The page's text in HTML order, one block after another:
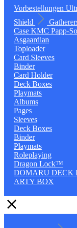
Vorbestellungen
Shield
Case KMC Papp-
Asgaardian
Toploader
Card Sleeves
Binder
Card Holder
Deck Boxes
Playmats
Albums
Pages
Sleeves
Deck Boxes
Binder
Playmats
Roleplaying
Dragon Lock™
DOMARU DECK
ARTY BOX